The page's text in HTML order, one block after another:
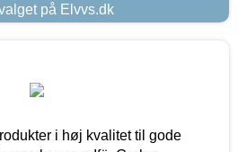
på Elvvs.dk
i høj kvalitet til gode